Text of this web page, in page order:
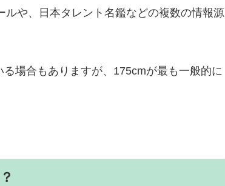
や、日本タレント名鑑などの複数の情報源
場合もありますが、175cmが最も一般的に